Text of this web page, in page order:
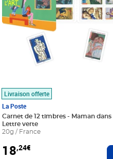
au panier
Livraison offerte
La Poste
Carnet de 12 timbres - Maman dans
Lettre verte
20g / France
18,24€